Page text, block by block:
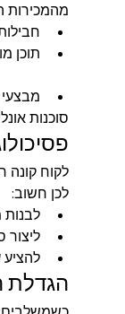
מהמכירות
תוכן
מבצעי
סוכנות
לקוח קונה
לכן חשוב:
ליצור
הגדלת